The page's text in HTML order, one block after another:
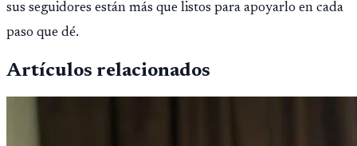
sus seguidores están más que listos para apoyarlo en cada
paso que dé.
Artículos relacionados